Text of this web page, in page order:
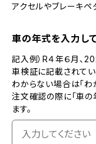
アクセルやブレーキペ
車の年式を入力し
記入例）R４年６月、
車検証に記載されてい
わからない場合は「わ
注文確認の際に「車
ます。